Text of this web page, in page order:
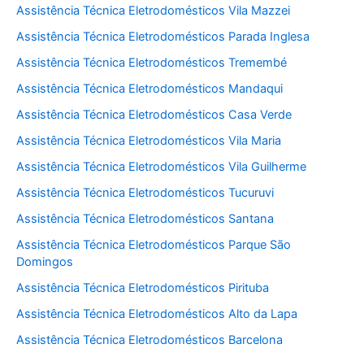
Assistência Técnica Eletrodomésticos Vila Mazzei
Assistência Técnica Eletrodomésticos Parada Inglesa
Assistência Técnica Eletrodomésticos Tremembé
Assistência Técnica Eletrodomésticos Mandaqui
Assistência Técnica Eletrodomésticos Casa Verde
Assistência Técnica Eletrodomésticos Vila Maria
Assistência Técnica Eletrodomésticos Vila Guilherme
Assistência Técnica Eletrodomésticos Tucuruvi
Assistência Técnica Eletrodomésticos Santana
Assistência Técnica Eletrodomésticos Parque São
Domingos
Assistência Técnica Eletrodomésticos Pirituba
Assistência Técnica Eletrodomésticos Alto da Lapa
Assistência Técnica Eletrodomésticos Barcelona